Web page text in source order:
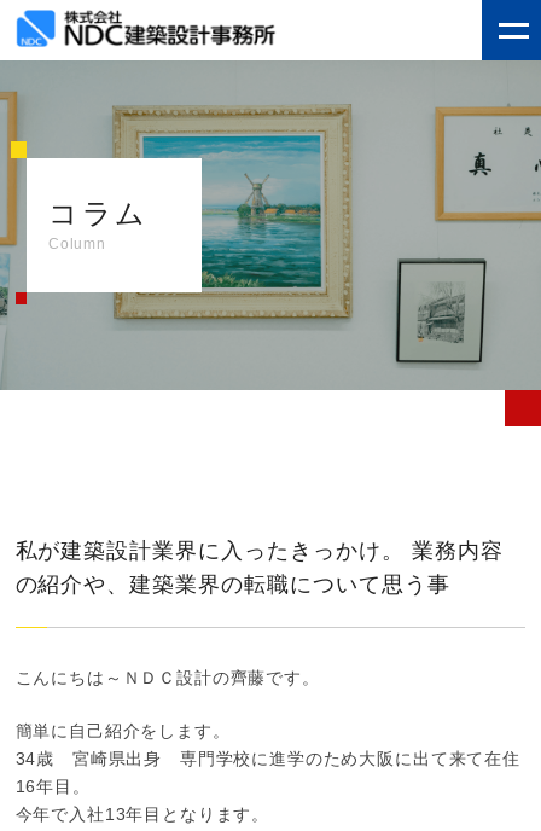
コラム
Column
私が建築設計業界に入ったきっかけ。 業務内容
の紹介や、建築業界の転職について思う事
こんにちは～ＮＤＣ設計の齊藤です。
簡単に自己紹介をします。
34歳 宮崎県出身 専門学校に進学のため大阪に出て来て在住
16年目。
今年で入社13年目となります。